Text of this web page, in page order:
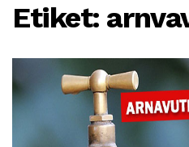
Etiket: